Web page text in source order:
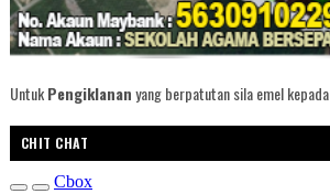
UntukPengiklananyang berpatutan sila emel kepada
CHIT CHAT